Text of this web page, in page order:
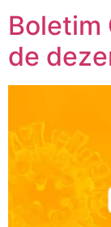
Boletim
de